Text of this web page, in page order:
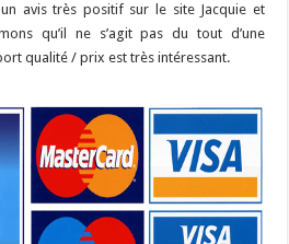
avis très positif sur le site Jacquie et
qu’il ne s’agit pas du tout d’une
qualité / prix est très intéressant.